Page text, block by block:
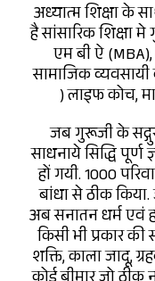
अध्यात्म शिक्षा के
है सांसारिक शिक्षा
एम बी ऐ
सामाजिक व्यवसायी
) लाइफ कोच,
जब गुरूजी के
साधनाये सिद्धि पूर्ण
हों गयी. 1000
बांधा से ठीक
अब सनातन धर्म एवं
किसी भी प्रकार
शक्ति, काला जादू,